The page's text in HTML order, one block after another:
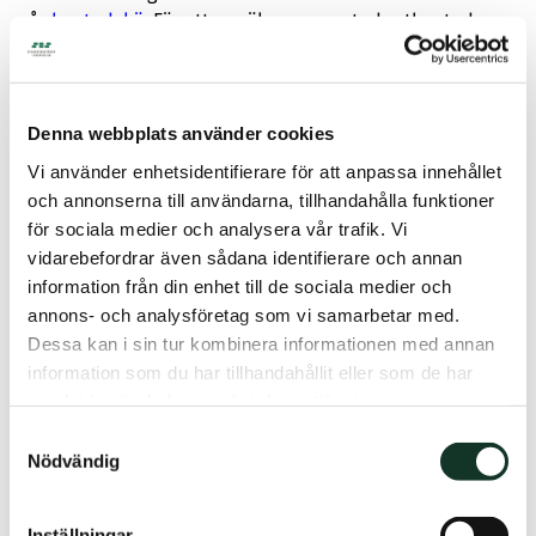
Denna webbplats använder cookies
Vi använder enhetsidentifierare för att anpassa innehållet
och annonserna till användarna, tillhandahålla funktioner
för sociala medier och analysera vår trafik. Vi
vidarebefordrar även sådana identifierare och annan
information från din enhet till de sociala medier och
annons- och analysföretag som vi samarbetar med.
Dessa kan i sin tur kombinera informationen med annan
information som du har tillhandahållit eller som de har
Nödvändig
vår bostadskö . För att ansöka om en studentbostad
gäller följande:
Registrera dig
Samla köpoäng
Skapa en komplett profil
Skicka intresseanmälan
Besvara erbjudande